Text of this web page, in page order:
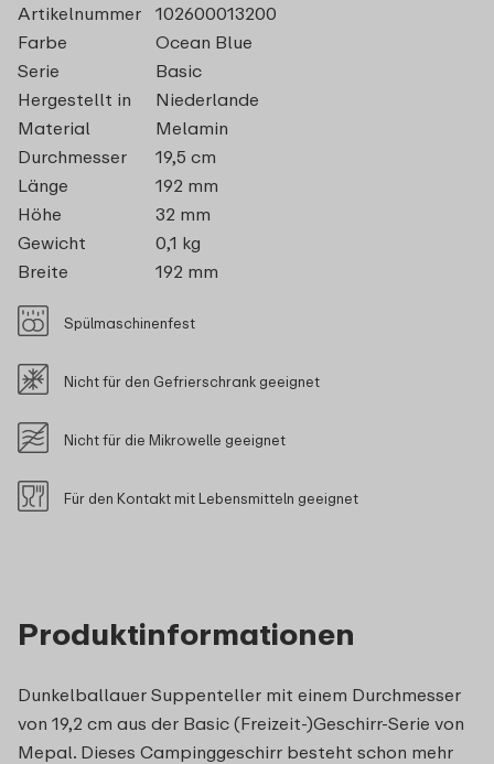
Produktinformationen
Dunkelballauer Suppenteller mit einem Durchmesser
von 19,2 cm aus der Basic (Freizeit-)Geschirr-Serie von
Mepal. Dieses Campinggeschirr besteht schon mehr
Artikelnummer
102600013200
Farbe
Ocean Blue
Serie
Basic
Hergestellt in
Niederlande
Material
Melamin
Durchmesser
19,5 cm
Länge
192 mm
Höhe
32 mm
Gewicht
0,1 kg
Breite
192 mm
Spülmaschinenfest
Nicht für den Gefrierschrank geeignet
Nicht für die Mikrowelle geeignet
Für den Kontakt mit Lebensmitteln geeignet